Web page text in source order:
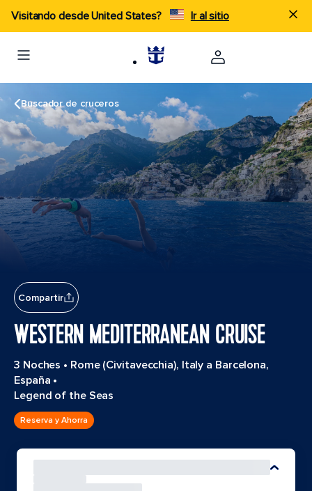
Visitando desde United States? Ir al sitio
Buscador de cruceros
Compartir
WESTERN MEDITERRANEAN CRUISE
3 Noches • Rome (Civitavecchia), Italy a Barcelona,
España •
Legend of the Seas
Reserva y Ahorra